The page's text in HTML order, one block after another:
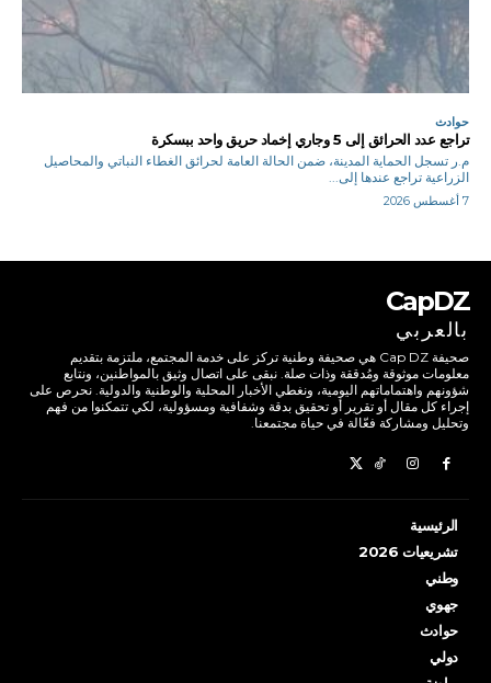
حوادث
تراجع عدد الحرائق إلى 5 وجاري إخماد حريق واحد ببسكرة
م.ر تسجل الحماية المدينة، ضمن الحالة العامة لحرائق الغطاء النباتي والمحاصيل
الزراعية تراجع عندها إلى...
7 أغسطس 2026
CapDZ
بالعربي
صحيفة Cap DZ هي صحيفة وطنية تركز على خدمة المجتمع، ملتزمة بتقديم
معلومات موثوقة ومُدققة وذات صلة. نبقى على اتصال وثيق بالمواطنين، ونتابع
شؤونهم واهتماماتهم اليومية، ونغطي الأخبار المحلية والوطنية والدولية. نحرص على
إجراء كل مقال أو تقرير أو تحقيق بدقة وشفافية ومسؤولية، لكي تتمكنوا من فهم
وتحليل ومشاركة فعّالة في حياة مجتمعنا.
الرئيسية
تشريعيات 2026
وطني
جهوي
حوادث
دولي